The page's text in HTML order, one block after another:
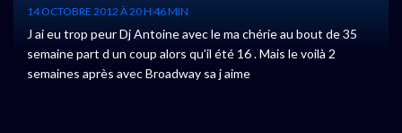
14 OCTOBRE 2012 À 20 H 46 MIN
J ai eu trop peur Dj Antoine avec le ma chérie au bout de 35
semaine part d un coup alors qu’il été 16 . Mais le voilà 2
semaines après avec Broadway sa j aime